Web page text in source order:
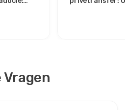
transfer!
– Privé Transferdienst
Vragen